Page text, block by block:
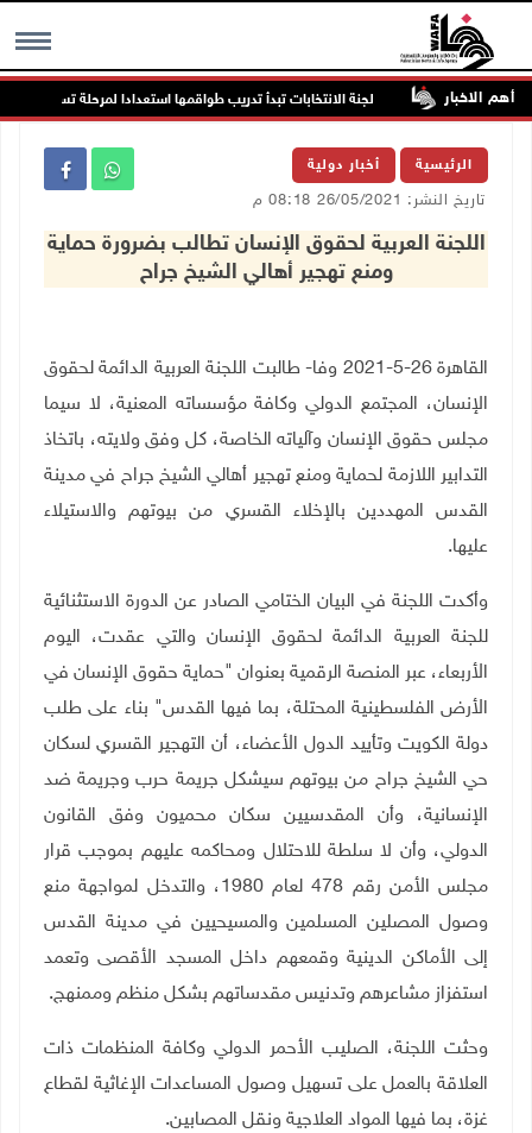
MENU أهم الاخبار لجنة الانتخابات تبدأ تدريب طواقمها استعدادا لمرحلة تسجيل الناخبين
الرئيسية أخبار دولية
تاريخ النشر: 26/05/2021 08:18 م
اللجنة العربية لحقوق الإنسان تطالب بضرورة حماية
ومنع تهجير أهالي الشيخ جراح
القاهرة 26-5-2021 وفا- طالبت اللجنة العربية الدائمة لحقوق
الإنسان، المجتمع الدولي وكافة مؤسساته المعنية، لا سيما
مجلس حقوق الإنسان وآلياته الخاصة، كل وفق ولايته، باتخاذ
التدابير اللازمة لحماية ومنع تهجير أهالي الشيخ جراح في مدينة
القدس المهددين بالإخلاء القسري من بيوتهم والاستيلاء
عليها.
وأكدت اللجنة في البيان الختامي الصادر عن الدورة الاستثنائية
للجنة العربية الدائمة لحقوق الإنسان والتي عقدت، اليوم
الأربعاء، عبر المنصة الرقمية بعنوان "حماية حقوق الإنسان في
الأرض الفلسطينية المحتلة، بما فيها القدس" بناء على طلب
دولة الكويت وتأييد الدول الأعضاء، أن التهجير القسري لسكان
حي الشيخ جراح من بيوتهم سيشكل جريمة حرب وجريمة ضد
الإنسانية، وأن المقدسيين سكان محميون وفق القانون
الدولي، وأن لا سلطة للاحتلال ومحاكمه عليهم بموجب قرار
مجلس الأمن رقم 478 لعام 1980، والتدخل لمواجهة منع
وصول المصلين المسلمين والمسيحيين في مدينة القدس
إلى الأماكن الدينية وقمعهم داخل المسجد الأقصى وتعمد
استفزاز مشاعرهم وتدنيس مقدساتهم بشكل منظم وممنهج.
وحثت اللجنة، الصليب الأحمر الدولي وكافة المنظمات ذات
العلاقة بالعمل على تسهيل وصول المساعدات الإغاثية لقطاع
غزة، بما فيها المواد العلاجية ونقل المصابين.